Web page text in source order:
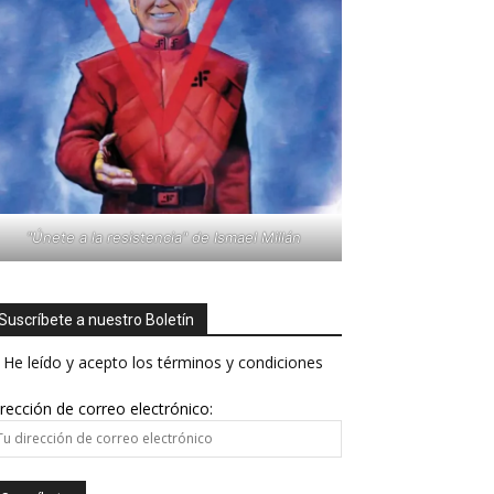
"Únete a la resistencia" de Ismael Millán
a nuestro Boletín
He leído y acepto los términos y condiciones
de correo electrónico: